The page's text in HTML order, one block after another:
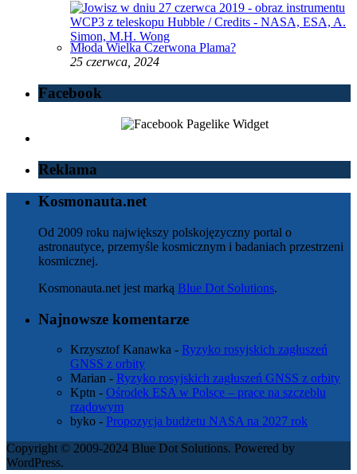
Młoda Wielka Czerwona Plama?
25 czerwca, 2024
Facebook
Reklama
Kosmonauta.net
Od 2009 roku największy polskojęzyczny portal o
astronautyce, przemyśle kosmicznym i badaniach przestrzeni
kosmicznej.
Kosmonauta.net jest marką Blue Dot Solutions.
Najnowsze komentarze
Krzysztof Kanawka - Ryzyko rosyjskich zagłuszeń
GNSS z orbity
Marian - Ryzyko rosyjskich zagłuszeń GNSS z orbity
Kptn - Ośrodek ESA w Polsce – prace na szczeblu
rządowym
byko - Propozycja budżetu NASA na 2027 rok
Copyright © 2009-2024 Blue Dot Solutions. Powered by
WordPress.